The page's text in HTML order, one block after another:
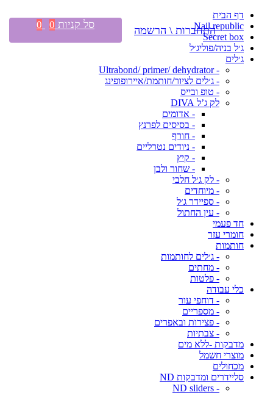
דף הבית
Nail republic
Secret box
ג׳ל בניה/פוליג׳ל
ג׳לים
- Ultrabond/ primer/ dehydrator
- ג׳לים לציור/חותמת/איירופופינג
- טופ ובייס
לק ג’ל DIVA
- אדומים
- בסיסים לפרנץ
- חורף
- ניודים נטרליים
- קיץ
- שחור ולבן
- לק ג׳ל חלבי
- מיוחדים
- ספיידר ג׳ל
- עין החתול
חד פעמי
חומרי עזר
חותמות
- ג׳לים לחותמות
- מחתים
- פלטות
כלי עבודה
- דוחפי עור
- מספריים
- פצירות ובאפרים
- צבתיות
מדבקות -ללא מים
מוצרי חשמל
מכחולים
סליידרים ומדבקות ND
- ND sliders
התחברות \ הרשמה סל קניות 0
0